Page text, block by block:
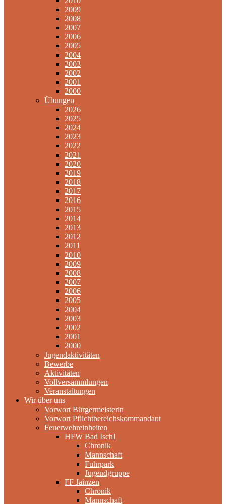
2009
2008
2007
2006
2005
2004
2003
2002
2001
2000
Übungen
2026
2025
2024
2023
2022
2021
2020
2019
2018
2017
2016
2015
2014
2013
2012
2011
2010
2009
2008
2007
2006
2005
2004
2003
2002
2001
2000
Jugendaktivitäten
Bewerbe
Aktivitäten
Vollversammlungen
Veranstaltungen
Wir über uns
Vorwort Bürgermeisterin
Vorwort Pflichtbereichskommandant
Feuerwehreinheiten
HFW Bad Ischl
Chronik
Mannschaft
Fuhrpark
Jugendgruppe
FF Jainzen
Chronik
Mannschaft